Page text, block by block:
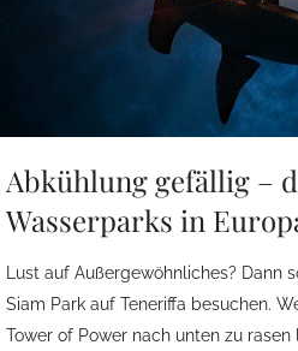
Abkühlung gefällig –
Wasserparks in
Lust auf Außergewöhnliches? Dann
Siam Park auf Teneriffa besuchen.
Tower of Power nach unten zu